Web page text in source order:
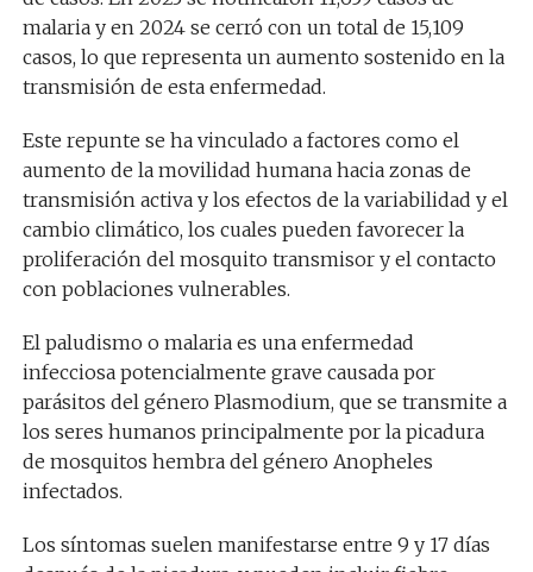
malaria y en 2024 se cerró con un total de 15,109
casos, lo que representa un aumento sostenido en la
transmisión de esta enfermedad.
Este repunte se ha vinculado a factores como el
aumento de la movilidad humana hacia zonas de
transmisión activa y los efectos de la variabilidad y el
cambio climático, los cuales pueden favorecer la
proliferación del mosquito transmisor y el contacto
con poblaciones vulnerables.
El paludismo o malaria es una enfermedad
infecciosa potencialmente grave causada por
parásitos del género Plasmodium, que se transmite a
los seres humanos principalmente por la picadura
de mosquitos hembra del género Anopheles
infectados.
Los síntomas suelen manifestarse entre 9 y 17 días